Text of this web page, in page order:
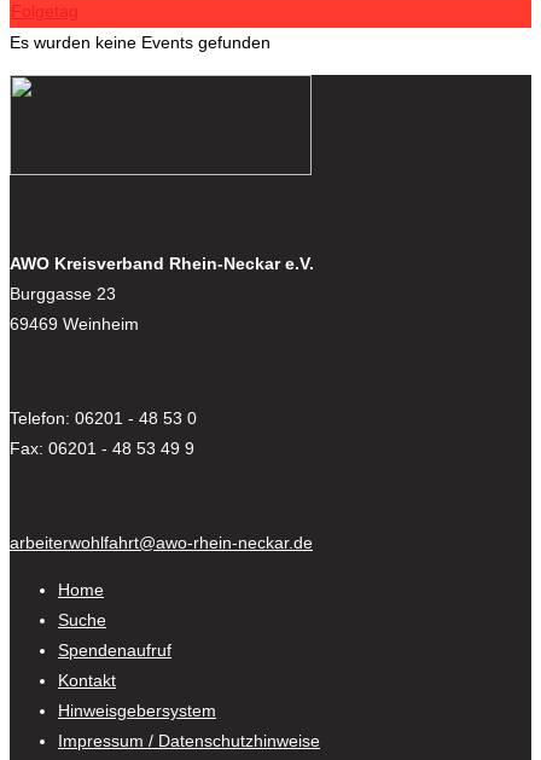
Folgetag
Es wurden keine Events gefunden
AWO Kreisverband Rhein-Neckar e.V.
Burggasse 23
69469 Weinheim
Telefon: 06201 - 48 53 0
Fax: 06201 - 48 53 49 9
arbeiterwohlfahrt@awo-rhein-neckar.de
Home
Suche
Spendenaufruf
Kontakt
Hinweisgebersystem
Impressum / Datenschutzhinweise